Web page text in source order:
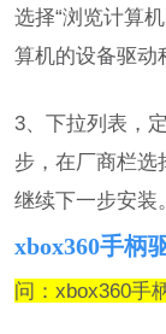
选择“浏览计算
算机的设备驱动
3、下拉列表，
步，在厂商栏选
继续下一步安装。
xbox360手柄
问：xbox360手